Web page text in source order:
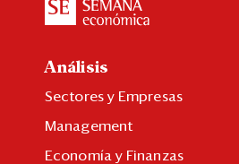
Legal y Política
Eventos
Ranking CEO
Análisis
Sectores y Empresas
Management
Economía y Finanzas